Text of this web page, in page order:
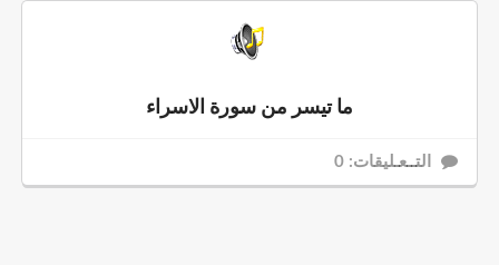
ما تيسر من سورة الاسراء
التــعـليقات: 0